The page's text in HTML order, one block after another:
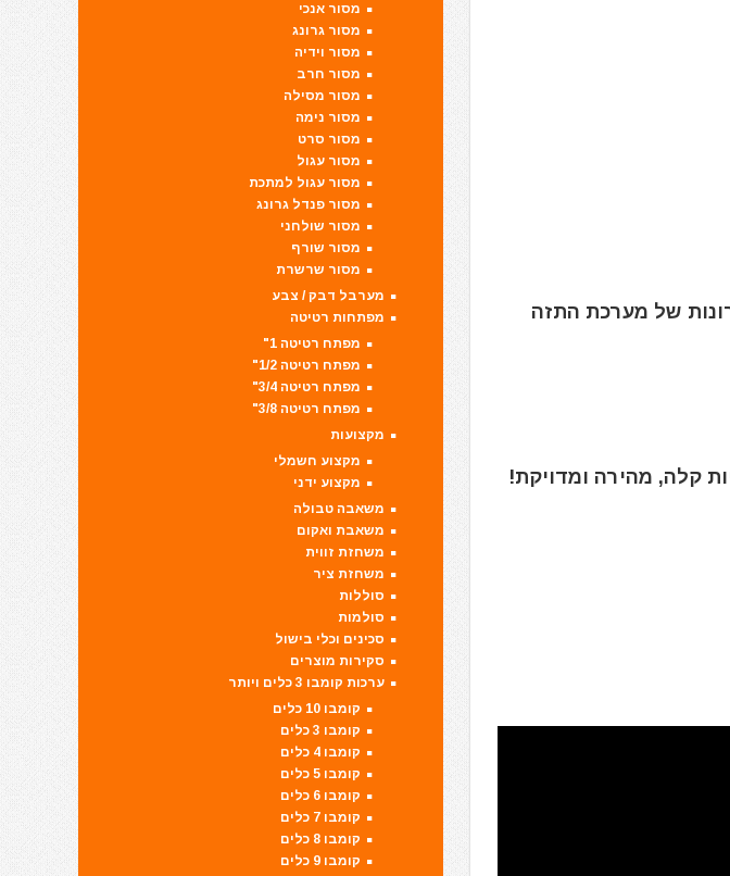
של מערכת התזה
מסור אנכי
מסור גרונג
מסור וידיה
מסור חרב
מסור מסילה
מסור נימה
מסור סרט
מסור עגול
מסור עגול למתכת
מסור פנדל גרונג
מסור שולחני
מסור שורף
מסור שרשרת
מערבל דבק / צבע
מפתחות רטיטה
מפתח רטיטה 1"
מפתח רטיטה 1/2"
מפתח רטיטה 3/4"
מפתח רטיטה 3/8"
מקצועות
מקצוע חשמלי
מקצוע ידני
משאבה טבולה
משאבת ואקום
משחזת זווית
משחזת ציר
סוללות
סולמות
סכינים וכלי בישול
סקירות מוצרים
ערכות קומבו 3 כלים ויותר
קומבו 10 כלים
קומבו 3 כלים
קומבו 4 כלים
קומבו 5 כלים
קומבו 6 כלים
קומבו 7 כלים
קומבו 8 כלים
קומבו 9 כלים